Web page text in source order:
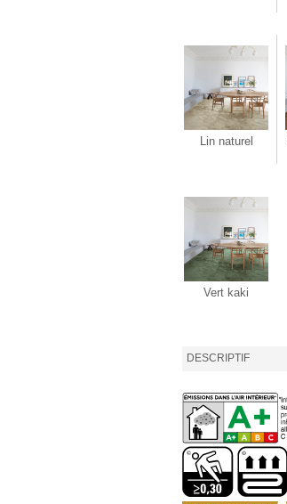
Lin naturel
Vert kaki
DESCRIPTIF